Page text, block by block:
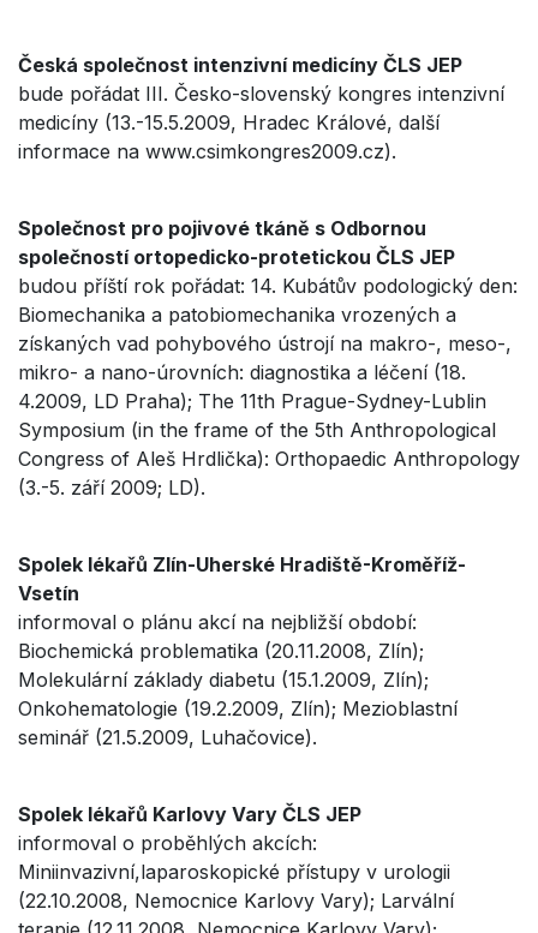
Česká společnost intenzivní medicíny ČLS JEP
bude pořádat III. Česko-slovenský kongres intenzivní
medicíny (13.-15.5.2009, Hradec Králové, další
informace na www.csimkongres2009.cz).
Společnost pro pojivové tkáně s Odbornou
společností ortopedicko-protetickou ČLS JEP
budou příští rok pořádat: 14. Kubátův podologický den:
Biomechanika a patobiomechanika vrozených a
získaných vad pohybového ústrojí na makro-, meso-,
mikro- a nano-úrovních: diagnostika a léčení (18.
4.2009, LD Praha); The 11th Prague-Sydney-Lublin
Symposium (in the frame of the 5th Anthropological
Congress of Aleš Hrdlička): Orthopaedic Anthropology
(3.-5. září 2009; LD).
Spolek lékařů Zlín-Uherské Hradiště-Kroměříž-
Vsetín
informoval o plánu akcí na nejbližší období:
Biochemická problematika (20.11.2008, Zlín);
Molekulární základy diabetu (15.1.2009, Zlín);
Onkohematologie (19.2.2009, Zlín); Mezioblastní
seminář (21.5.2009, Luhačovice).
Spolek lékařů Karlovy Vary ČLS JEP
informoval o proběhlých akcích:
Miniinvazivní,laparoskopické přístupy v urologii
(22.10.2008, Nemocnice Karlovy Vary); Larvální